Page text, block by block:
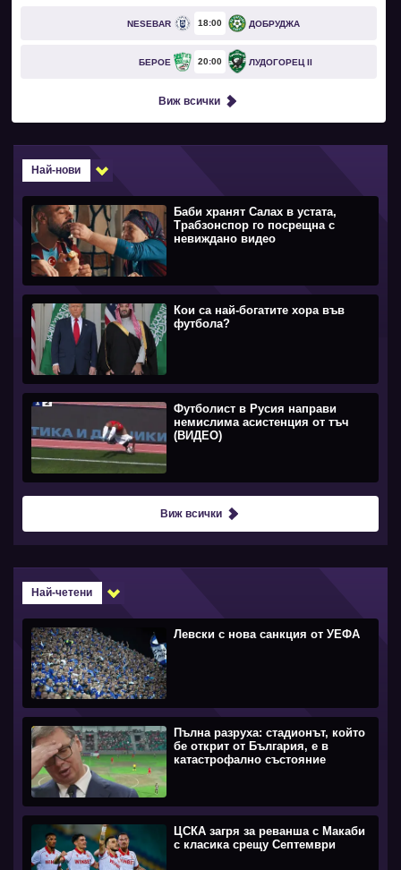
NESEBAR 18 00 ДОБРУДЖА
БЕРОЕ 20 00 ЛУДОГОРЕЦ II
Виж всички
Най-нови
Баби хранят Салах в устата,
Трабзонспор го посрещна с
невиждано видео
Кои са най-богатите хора във
футбола?
Футболист в Русия направи
немислима асистенция от тъч
(ВИДЕО)
Виж всички
Най-четени
Левски с нова санкция от УЕФА
Пълна разруха: стадионът, който
бе открит от България, е в
катастрофално състояние
ЦСКА загря за реванша с Макаби
с класика срещу Септември